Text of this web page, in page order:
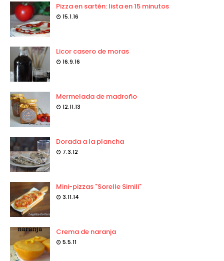
Pizza en sartén: lista en 15 minutos
15.1.16
Licor casero de moras
16.9.16
Mermelada de madroño
12.11.13
Dorada a la plancha
7.3.12
Mini-pizzas "Sorelle Simili"
3.11.14
Crema de naranja
5.5.11